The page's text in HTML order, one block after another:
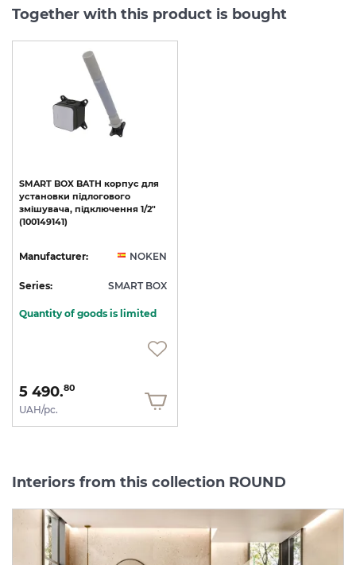
Together with this product is bought
SMART BOX BATH корпус для
установки підлогового
змішувача, підключення 1/2"
(100149141)
Manufacturer: NOKEN
Series: SMART BOX
Quantity of goods is limited
5 490.80
UAH/pc.
Interiors from this collection ROUND